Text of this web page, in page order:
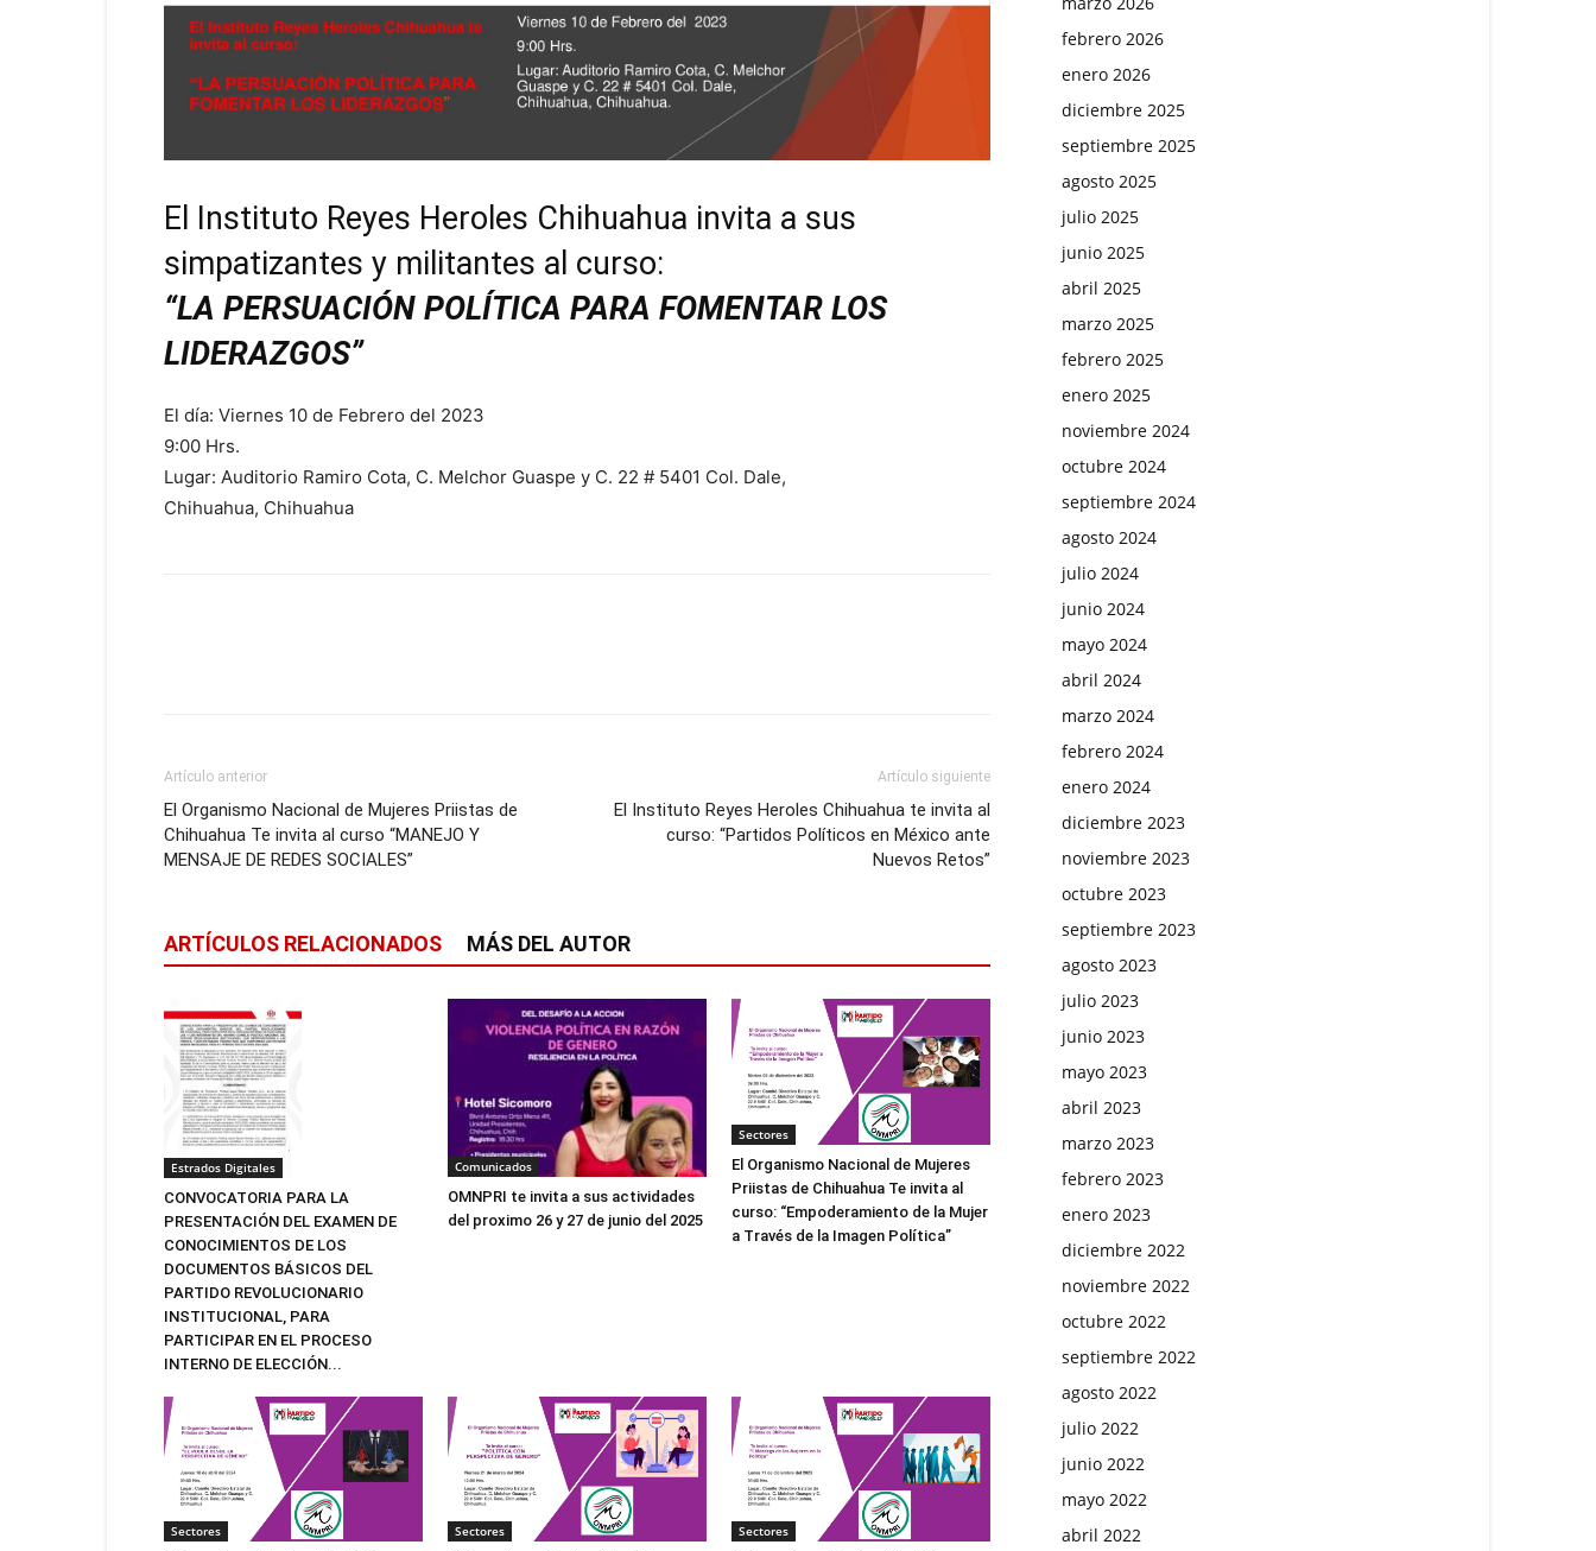
El Instituto Reyes Heroles Chihuahua invita a sus
simpatizantes y militantes al curso:
“LA PERSUACIÓN POLÍTICA PARA FOMENTAR LOS
LIDERAZGOS”
El día: Viernes 10 de Febrero del 2023
9:00 Hrs.
Lugar: Auditorio Ramiro Cota, C. Melchor Guaspe y C. 22 # 5401 Col. Dale,
Chihuahua, Chihuahua
Artículo anterior
El Organismo Nacional de Mujeres Priistas de
Chihuahua Te invita al curso “MANEJO Y
MENSAJE DE REDES SOCIALES”
Artículo siguiente
El Instituto Reyes Heroles Chihuahua te invita al
curso: “Partidos Políticos en México ante
Nuevos Retos”
ARTÍCULOS RELACIONADOS MÁS DEL AUTOR
Estrados Digitales
CONVOCATORIA PARA LA
PRESENTACIÓN DEL EXAMEN DE
CONOCIMIENTOS DE LOS
DOCUMENTOS BÁSICOS DEL
PARTIDO REVOLUCIONARIO
INSTITUCIONAL, PARA
PARTICIPAR EN EL PROCESO
INTERNO DE ELECCIÓN...
Comunicados
OMNPRI te invita a sus actividades
del proximo 26 y 27 de junio del 2025
Sectores
El Organismo Nacional de Mujeres
Priistas de Chihuahua Te invita al
curso: “Empoderamiento de la Mujer
a Través de la Imagen Política”
Sectores Sectores Sectores
febrero 2026
enero 2026
diciembre 2025
septiembre 2025
agosto 2025
julio 2025
junio 2025
abril 2025
marzo 2025
febrero 2025
enero 2025
noviembre 2024
octubre 2024
septiembre 2024
agosto 2024
julio 2024
junio 2024
mayo 2024
abril 2024
marzo 2024
febrero 2024
enero 2024
diciembre 2023
noviembre 2023
octubre 2023
septiembre 2023
agosto 2023
julio 2023
junio 2023
mayo 2023
abril 2023
marzo 2023
febrero 2023
enero 2023
diciembre 2022
noviembre 2022
octubre 2022
septiembre 2022
agosto 2022
julio 2022
junio 2022
mayo 2022
abril 2022